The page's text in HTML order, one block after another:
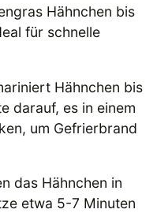
Hähnchen bis
für schnelle
Hähnchen bis
darauf, es in einem
um Gefrierbrand
das Hähnchen in
etwa 5-7 Minuten